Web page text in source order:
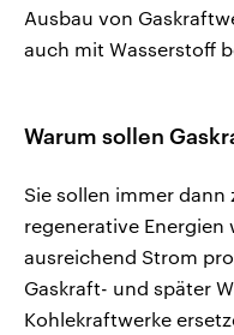
Ausbau von
auch mit Wasserstoff
Warum sollen
Sie sollen immer
regenerative Energien
ausreichend Strom
Gaskraft- und später
Kohlekraftwerke